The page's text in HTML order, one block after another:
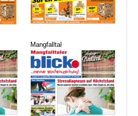
Mangfalltal